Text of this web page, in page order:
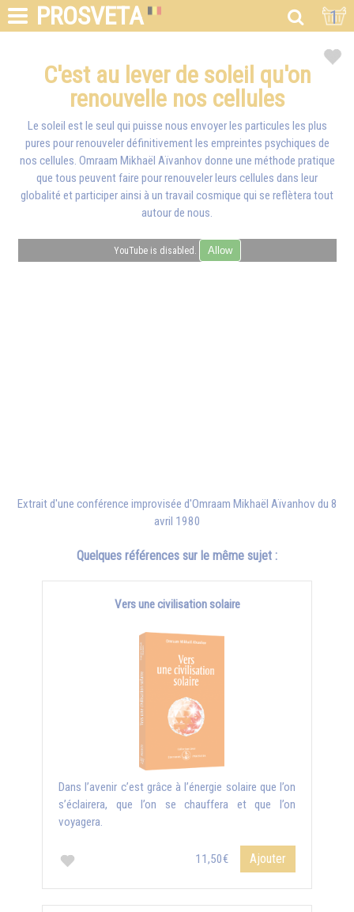
PROSVETA 1
C'est au lever de soleil qu'on
renouvelle nos cellules
Le soleil est le seul qui puisse nous envoyer les particules les plus
pures pour renouveler définitivement les empreintes psychiques de
nos cellules. Omraam Mikhaël Aïvanhov donne une méthode pratique
que tous peuvent faire pour renouveler leurs cellules dans leur
globalité et participer ainsi à un travail cosmique qui se reflètera tout
autour de nous.
YouTube is disabled. Allow
Extrait d'une conférence improvisée d'Omraam Mikhaël Aïvanhov du 8
avril 1980
Quelques références sur le même sujet :
Vers une civilisation solaire
Dans l’avenir c’est grâce à l’énergie solaire que l’on
s’éclairera, que l’on se chauffera et que l’on
voyagera.
11,50€ Ajouter